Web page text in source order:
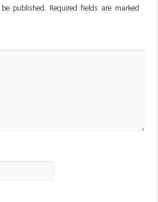
published. Required fields are marked